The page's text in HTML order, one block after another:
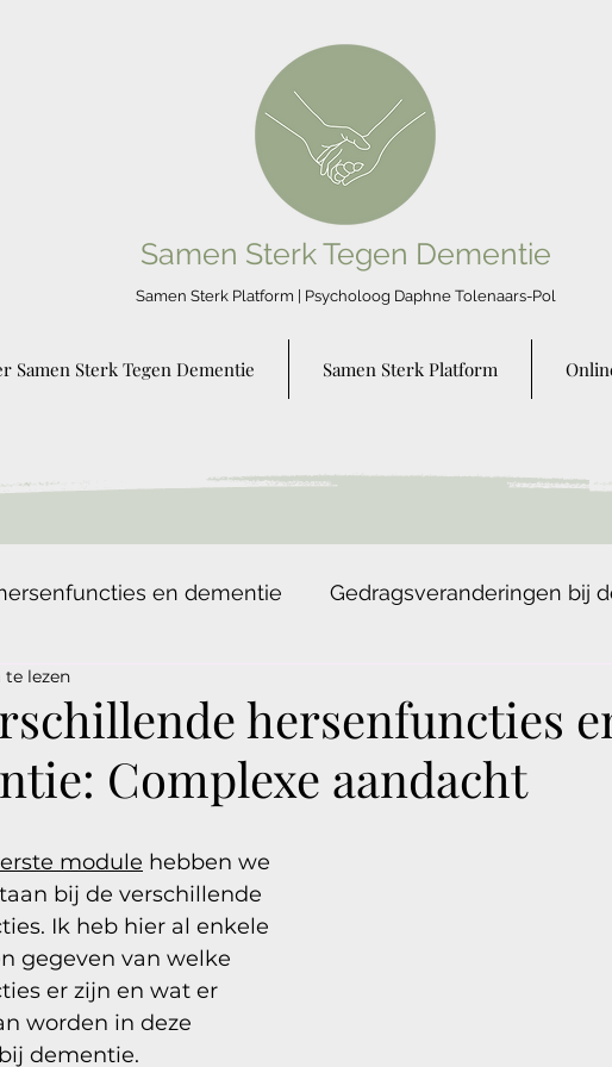
Samen Sterk Tegen Dementie
Samen Sterk Platform | Psycholoog Daphne Tolenaars-Pol
Samen Sterk Tegen Dementie Samen Sterk Platform
en dementie Gedragsveranderingen bij
hersenfuncties
Complexe aandacht
lezen
met NaN uit 5 sterren.
module hebben we
bij de verschillende
Ik heb hier al enkele
gegeven van welke
er zijn en wat er
worden in deze
dementie.